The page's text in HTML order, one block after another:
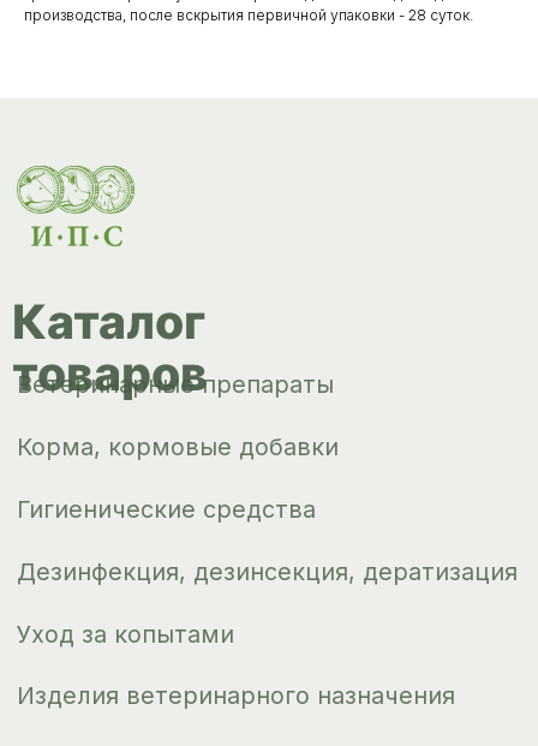
производства, после вскрытия первичной упаковки - 28 суток.
ips66@bk.ru
Доставка и
оплата
Контакты
Изделия ветеринарного назначения
Сопутствующие товары